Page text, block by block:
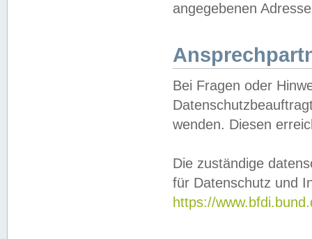
angegebenen
Bei Fragen oder
wenden. Diesen
Die zuständige
für Datenschutz und
https://